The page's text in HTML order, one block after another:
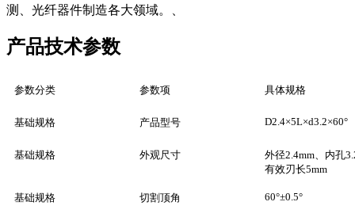
测、光纤器件制造各大领域。
产品技术参数
参数分类 参数项 具体规格
基础规格 产品型号 D2.4×5L×d3.2×60°
基础规格 外观尺寸
外径2.4mm、内孔
有效刃长5mm
基础规格 切割顶角 60°±0.5°